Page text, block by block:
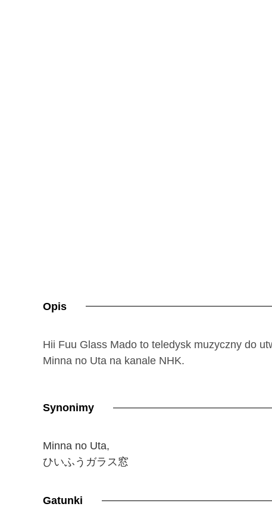
Opis
Hii Fuu Glass Mado to teledysk muzyczny do
Minna no Uta na kanale NHK.
Synonimy
Minna no Uta,
ひいふうガラス窓
Gatunki